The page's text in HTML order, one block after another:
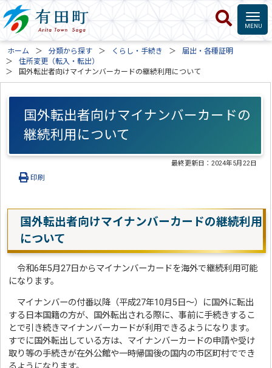
ホーム 分類から探す くらし・手続き
届出・各種証明
住所変更（転入・転出）
国外転出者向けマイナンバーカードの継続利用について
国外転出者向けマイナンバーカードの
継続利用について
最終更新日：2024年5月22日
印刷
国外転出者向けマイナンバーカードの継続利用
について
令和6年5月27日からマイナンバーカードを海外で継続利用可能
になります。
マイナンバーの付番以降（平成27年10月5日～）に国外に転出
する日本国籍の方が、国外転出される際に、事前に手続きするこ
とで引き続きマイナンバーカードが利用できるようになります。
すでに国外転出している方は、マイナンバーカードの申請や受け
取り等の手続きが在外公館や一時帰国後の国内の市区町村ででき